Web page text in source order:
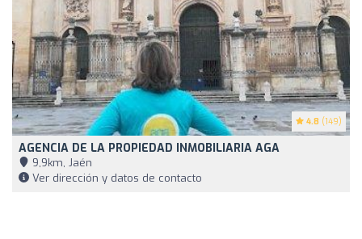
4.8 (149)
AGENCIA DE LA PROPIEDAD INMOBILIARIA AGA
9,9km, Jaén
Ver dirección y datos de contacto